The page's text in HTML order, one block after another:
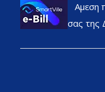
Αμεση
σας της